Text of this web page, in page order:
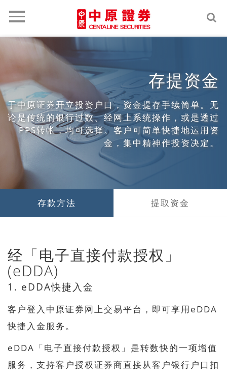
Toggle
navigation
存提资金
于中原证券开立投资户口，资金提存手续简单。无
论是传统的银行过数、经网上系统操作，或是透过
PPS转帐，均可选择。客户可简单快捷地运用资
金，集中精神作投资决定。
存款方法 提取资金
经「电子直接付款授权」
(eDDA)
1. eDDA快捷入金
客户登入中原证券网上交易平台，即可享用eDDA
快捷入金服务。
eDDA「电子直接付款授权」是转数快的一项增值
服务，支持客户授权证券商直接从客户银行户口扣